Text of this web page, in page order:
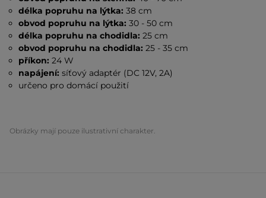
délka popruhu na lýtka: 38 cm
obvod popruhu na lýtka:30 - 50 cm
délka popruhu na chodidla:25 cm
obvod popruhu na chodidla:25 - 35 cm
příkon: 24 W
napájení: síťový adaptér (DC 12V, 2A)
určeno pro domácí použití
Obrázky mají pouze ilustrativní charakter.